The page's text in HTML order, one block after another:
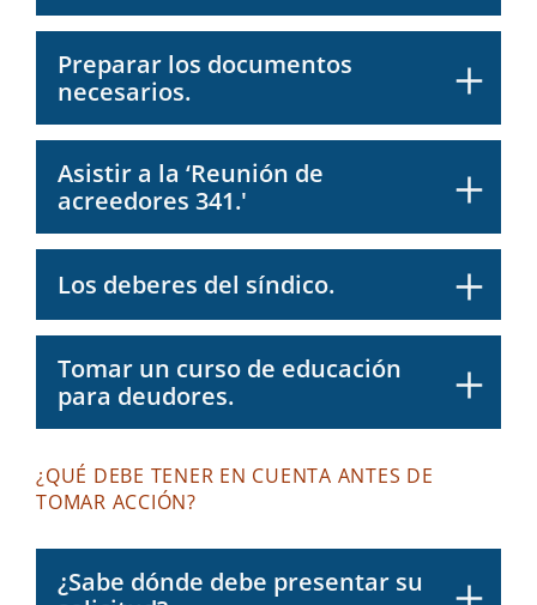
Preparar los documentos
necesarios.
Asistir a la ‘Reunión de
acreedores 341.'
Los deberes del síndico.
Tomar un curso de educación
para deudores.
¿QUÉ DEBE TENER EN CUENTA ANTES DE
TOMAR ACCIÓN?
¿Sabe dónde debe presentar su